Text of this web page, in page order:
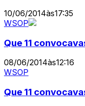
10/06/2014às17:35
WSOP
Que 11
08/06/2014às12:16
WSOP
Que 11